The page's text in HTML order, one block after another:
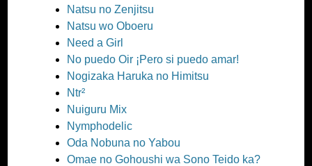
Natsu no Zenjitsu
Natsu wo Oboeru
Need a Girl
No puedo Oir ¡Pero si puedo amar!
Nogizaka Haruka no Himitsu
Ntr²
Nuiguru Mix
Nymphodelic
Oda Nobuna no Yabou
Omae no Gohoushi wa Sono Teido ka?